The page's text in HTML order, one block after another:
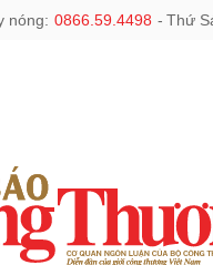
nóng: 0866.59.4498 - Thứ